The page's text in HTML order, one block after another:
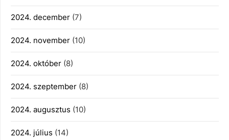
2024. december (7)
2024. november (10)
2024. október (8)
2024. szeptember (8)
2024. augusztus (10)
2024. július (14)